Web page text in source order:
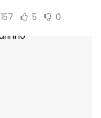
157 5 0